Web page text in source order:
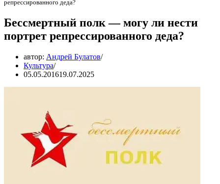
репрессированного деда?
Бессмертный полк — могу ли нести
портрет репрессированного деда?
автор: Андрей Булатов
Культура
05.05.201619.07.2025